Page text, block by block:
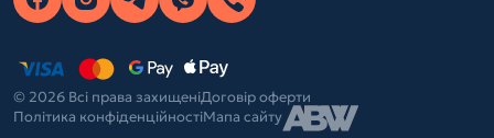
© 2026 Всі права захищеніДоговір оферти
Політика конфіденційностіМапа сайту